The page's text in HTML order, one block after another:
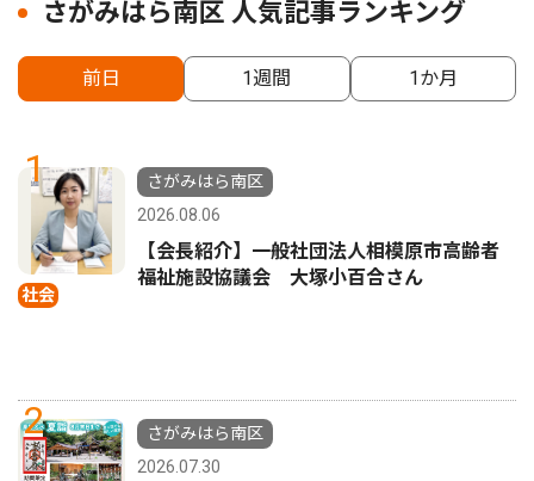
さがみはら南区 人気記事ランキング
前日 1週間 1か月
1
社会
さがみはら南区
2026.08.06
【会長紹介】一般社団法人相模原市高齢者
福祉施設協議会 大塚小百合さん
2
さがみはら南区
2026.07.30